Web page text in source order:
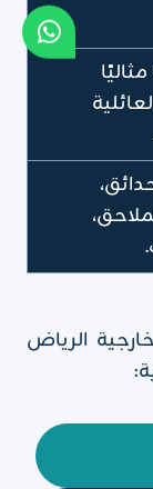
الرياض